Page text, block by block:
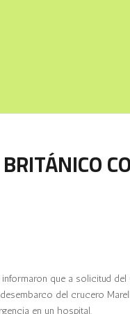
que a solicitud del
del crucero
en un hospital.